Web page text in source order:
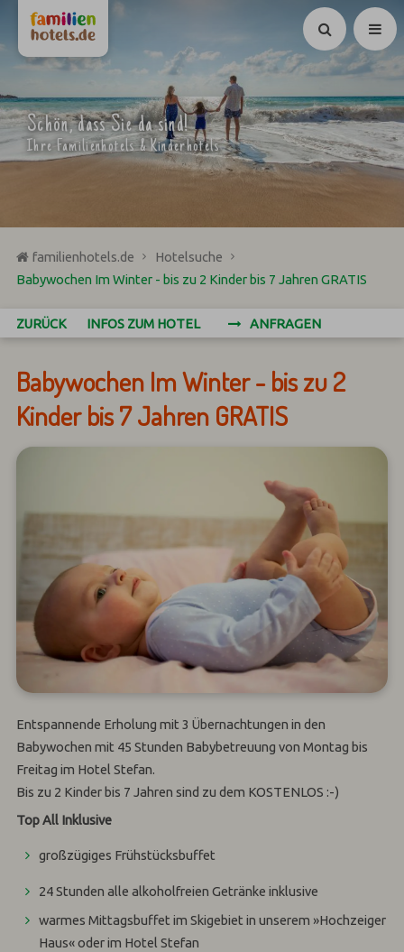
Suchen
Schön, dass Sie da sind!
Ihre Familienhotels & Kinderhotels
familienhotels.de
Hotelsuche
Babywochen Im Winter - bis zu 2 Kinder bis 7 Jahren GRATIS
ZURÜCK INFOS ZUM HOTEL ANFRAGEN
Babywochen Im Winter - bis zu 2
Kinder bis 7 Jahren GRATIS
Entspannende Erholung mit 3 Übernachtungen in den
Babywochen mit 45 Stunden Babybetreuung von Montag bis
Freitag im Hotel Stefan.
Bis zu 2 Kinder bis 7 Jahren sind zu dem KOSTENLOS :-)
Top All Inklusive
großzügiges Frühstücksbuffet
24 Stunden alle alkoholfreien Getränke inklusive
warmes Mittagsbuffet im Skigebiet in unserem »Hochzeiger
Haus« oder im Hotel Stefan